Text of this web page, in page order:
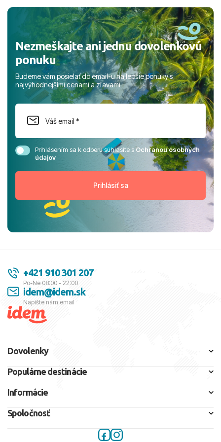
Nezmeškajte ani jednu dovolenkovú
ponuku
Budeme vám posielať do email-u najlepšie ponuky s
najvýhodnejšími cenami a zľavami
Prihlásením sa k odberu súhlasíte sOchranou osobných
údajov
+421 910 301 207
Po-Ne 08:00 - 22:00
idem@idem.sk
Napíšte nám email
Dovolenky
Populárne destinácie
Informácie
Spoločnosť